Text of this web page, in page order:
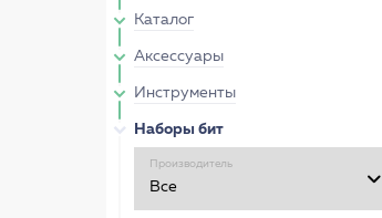
Каталог
Аксессуары
Инструменты
Наборы бит
Производитель